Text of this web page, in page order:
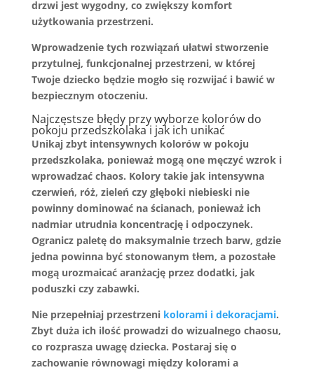
drzwi jest wygodny, co zwiększy komfort
użytkowania przestrzeni.
Wprowadzenie tych rozwiązań ułatwi stworzenie
przytulnej, funkcjonalnej przestrzeni, w której
Twoje dziecko będzie mogło się rozwijać i bawić w
bezpiecznym otoczeniu.
Najczęstsze błędy przy wyborze kolorów do
pokoju przedszkolaka i jak ich unikać
Unikaj zbyt intensywnychkolorów w pokoju
przedszkolaka, ponieważ mogą one męczyć wzrok i
wprowadzać chaos. Kolory takie jak intensywna
czerwień, róż, zieleń czy głęboki niebieski nie
powinny dominować na ścianach, ponieważ ich
nadmiar utrudnia koncentrację i odpoczynek.
Ogranicz paletę do maksymalnie trzech barw, gdzie
jedna powinna być stonowanym tłem, a pozostałe
mogą urozmaicać aranżację przez dodatki, jak
poduszki czy zabawki.
Nie przepełniaj przestrzeni kolorami i dekoracjami.
Zbyt duża ich ilość prowadzi do wizualnego chaosu,
co rozprasza uwagę dziecka. Postaraj się o
zachowanie równowagi między kolorami a